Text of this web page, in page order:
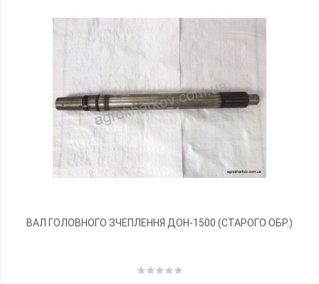
ВАЛ ГОЛОВНОГО ЗЧЕПЛЕННЯ ДОН-1500 (СТАРОГО ОБР.)